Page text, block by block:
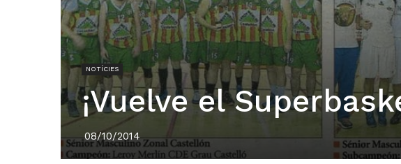
NOTÍCIES
¡Vuelve el
08/10/2014